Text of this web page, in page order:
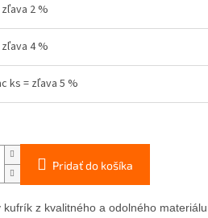
2 %
4 %
ks = zľava 5 %
Pridať do košíka
kufrík z kvalitného a odolného